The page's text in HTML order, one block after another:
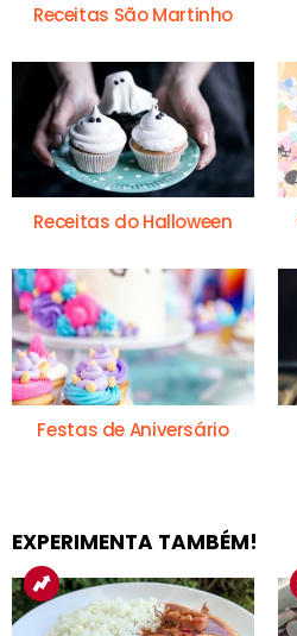
Receitas São Martinho
Receitas do Halloween
Festas de Aniversário
EXPERIMENTA TAMBÉM!